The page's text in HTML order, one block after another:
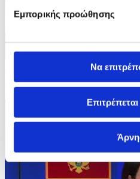
Εμπορικής προώθησης
Να
Διακυβερνητικές
Ουκρανία και Μολδαβία -